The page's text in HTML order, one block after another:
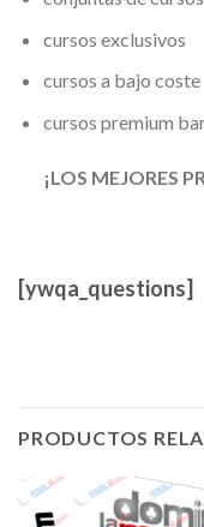
cursos exclusivos
cursos a bajo coste
cursos premium
¡LOS MEJORES
[ywqa_questions]
PRODUCTOS